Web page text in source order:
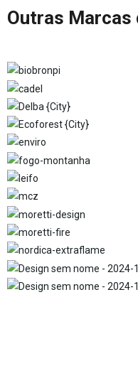
Outras Marcas